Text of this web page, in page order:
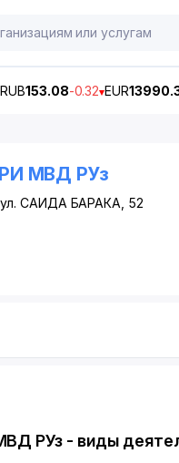
RUB153.08-0.32 EUR
МВД РУз
, ул. САИДА БАРАКА, 52
РУз - виды